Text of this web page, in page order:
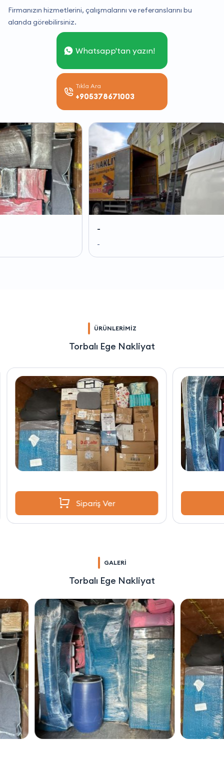
Firmanızın hizmetlerini, çalışmalarını ve referanslarını bu
alanda görebilirsiniz.
Whatsapp'tan yazın!
Tıkla Ara
+905378671003
ÜRÜNLERİMİZ
Torbalı Ege Nakliyat
Sipariş Ver
GALERİ
Torbalı Ege Nakliyat